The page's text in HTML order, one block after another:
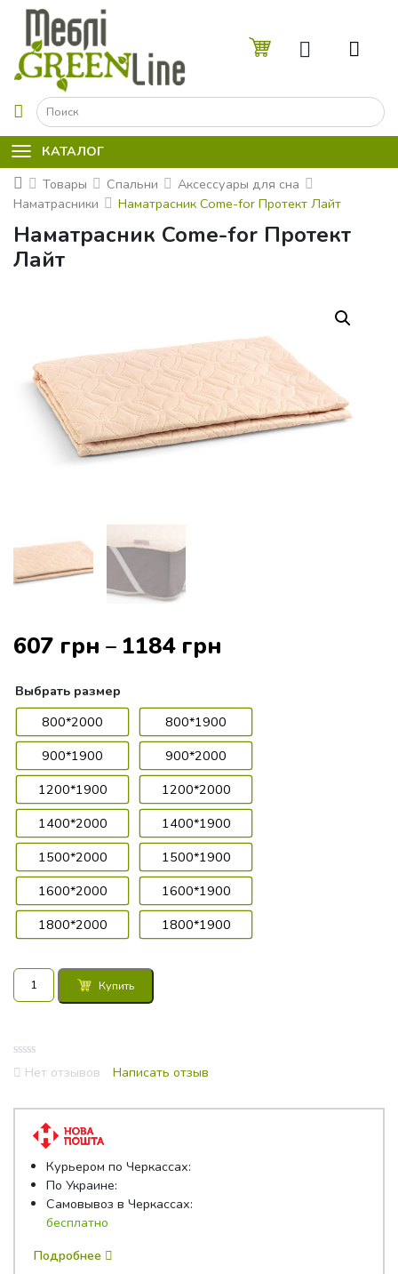
☰
КАТАЛОГ
Товары
Спальни
Аксессуары для сна
Наматрасники
Наматрасник Come-for Протект Лайт
Наматрасник Come-for Протект
Лайт
607 грн – 1184 грн
Выбрать размер
800*2000
800*1900
900*1900
900*2000
1200*1900
1200*2000
1400*2000
1400*1900
1500*2000
1500*1900
1600*2000
1600*1900
1800*2000
1800*1900
Количество
товара
for
Протект
Купить
0
out
5
Нет отзывов Написать отзыв
Курьером по Черкассах:
По Украине:
Самовывоз в Черкассах:
бесплатно
Подробнее